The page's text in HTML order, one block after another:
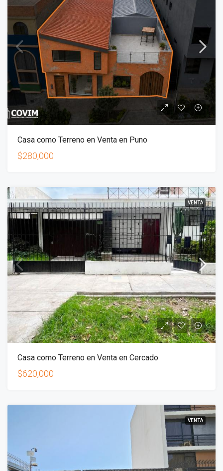
Casa como Terreno en Venta en Puno
$280,000
VENTA
Casa como Terreno en Venta en Cercado
$620,000
VENTA